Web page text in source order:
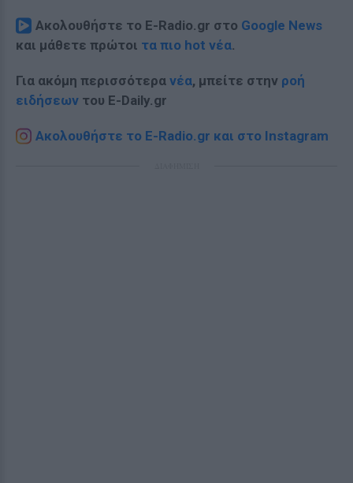
Ακολουθήστε το E-Radio.gr στο Google News
και μάθετε πρώτοι τα πιο hot νέα.
Για ακόμη περισσότερα νέα, μπείτε στην ροή
ειδήσεων του E-Daily.gr
Ακολουθήστε το E-Radio.gr και στο Instagram